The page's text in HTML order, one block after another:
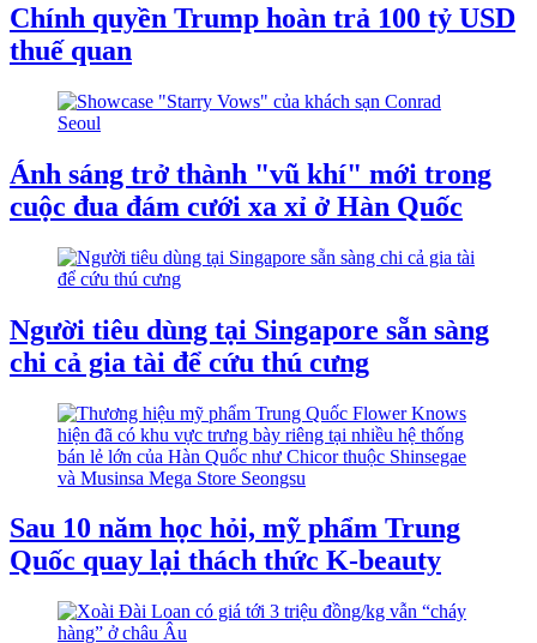
Chính quyền Trump hoàn trả 100 tỷ USD
thuế quan
Ánh sáng trở thành "vũ khí" mới trong
cuộc đua đám cưới xa xỉ ở Hàn Quốc
Người tiêu dùng tại Singapore sẵn sàng
chi cả gia tài để cứu thú cưng
Sau 10 năm học hỏi, mỹ phẩm Trung
Quốc quay lại thách thức K-beauty